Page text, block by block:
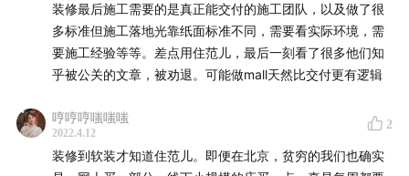
等行业，曾参与智齿科技、只二、住范儿等企业的投资。
节目互动
99元）+乐扣乐扣保温水杯，在评论区留言，告诉我们你
对这期节目的感受，我们将抽取五个最佳评论送出这份礼
装修最后施工需要的是真正能交付的施工团队，以及做了很
多标准但施工落地光靠纸面标准不同，需要看实际环境，需
要施工经验等等。差点用住范儿，最后一刻看了很多他们知
乎被公关的文章，被劝退。可能做mall天然比交付更有逻辑
哼哼哼嗤嗤嗤
2022.4.12
2
装修到软装才知道住范儿。即便在北京，贫穷的我们也确实